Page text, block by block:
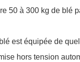
50 à 300 kg de blé
est équipée de
hors tension